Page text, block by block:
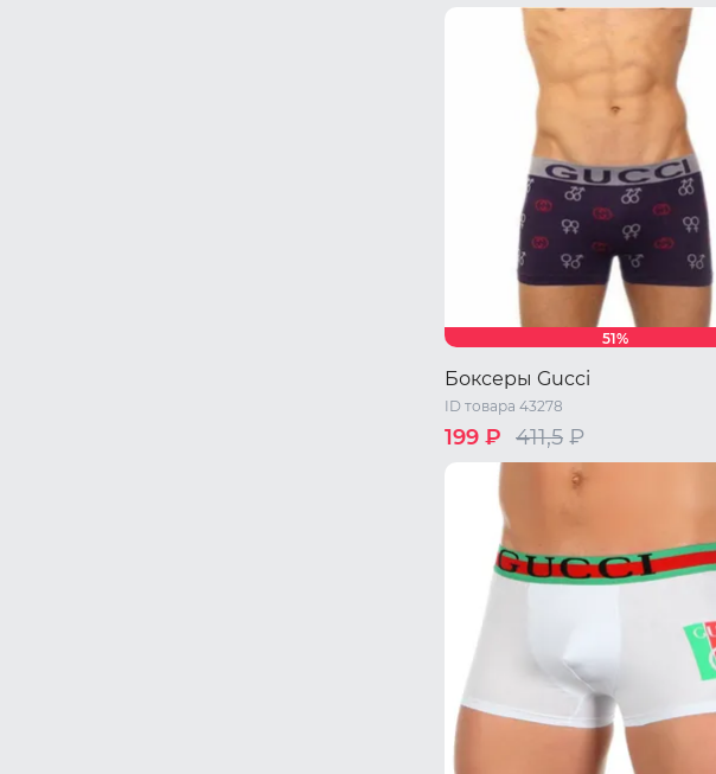
XL
51%
Боксеры Gucci
ID товара 43278
199 ₽ 411,5 ₽
Один размер